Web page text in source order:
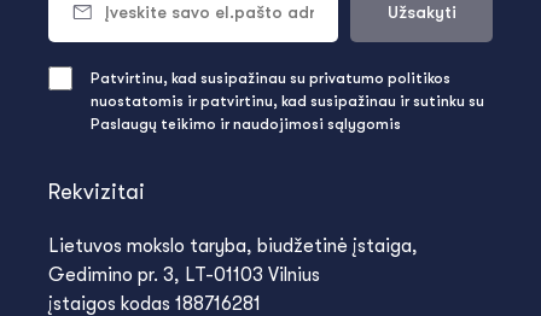
Rekvizitai
Lietuvos mokslo taryba, biudžetinė įstaiga,
Gedimino pr. 3, LT-01103 Vilnius
įstaigos kodas 188716281
Užsakyti
Patvirtinu, kad susipažinau su privatumo politikos
nuostatomis ir patvirtinu, kad susipažinau ir sutinku su
Paslaugų teikimo ir naudojimosi sąlygomis